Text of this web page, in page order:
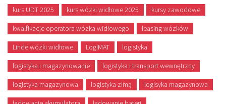
kurs UDT 2025 kurs wózki widłowe 2025 kursy zawodowe
kwalfikacje operatora wózka widłowego leasing wózków
Linde wózki widłowe LogiMAT logistyka
logistyka i magazynowanie logistyka i transport wewnętrzny
logistyka magazynowa logistyka zimą logisyka magazynowa